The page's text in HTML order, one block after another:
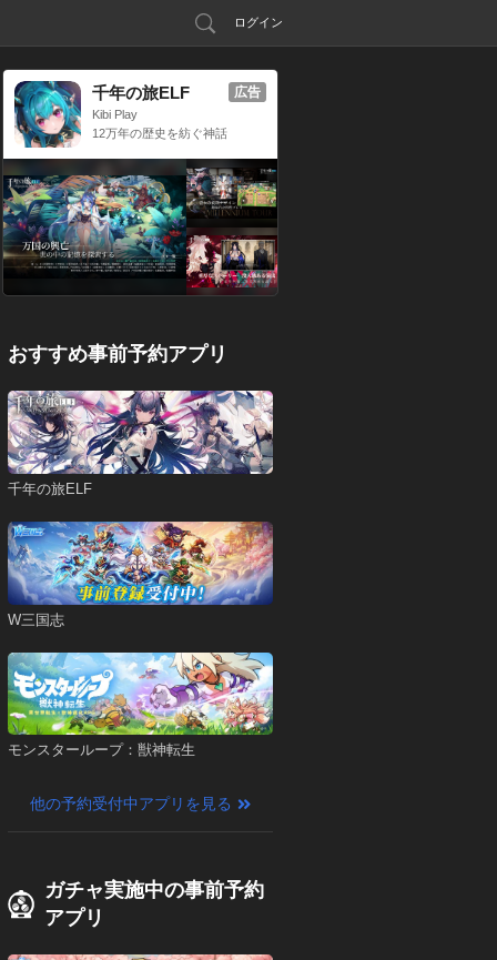
ログイン
千年の旅ELF
Kibi Play
12万年の歴史を紡ぐ神話
広告
おすすめ事前予約アプリ
千年の旅ELF
W三国志
モンスターループ：獣神転生
他の予約受付中アプリを見る
ガチャ実施中の事前予約
アプリ